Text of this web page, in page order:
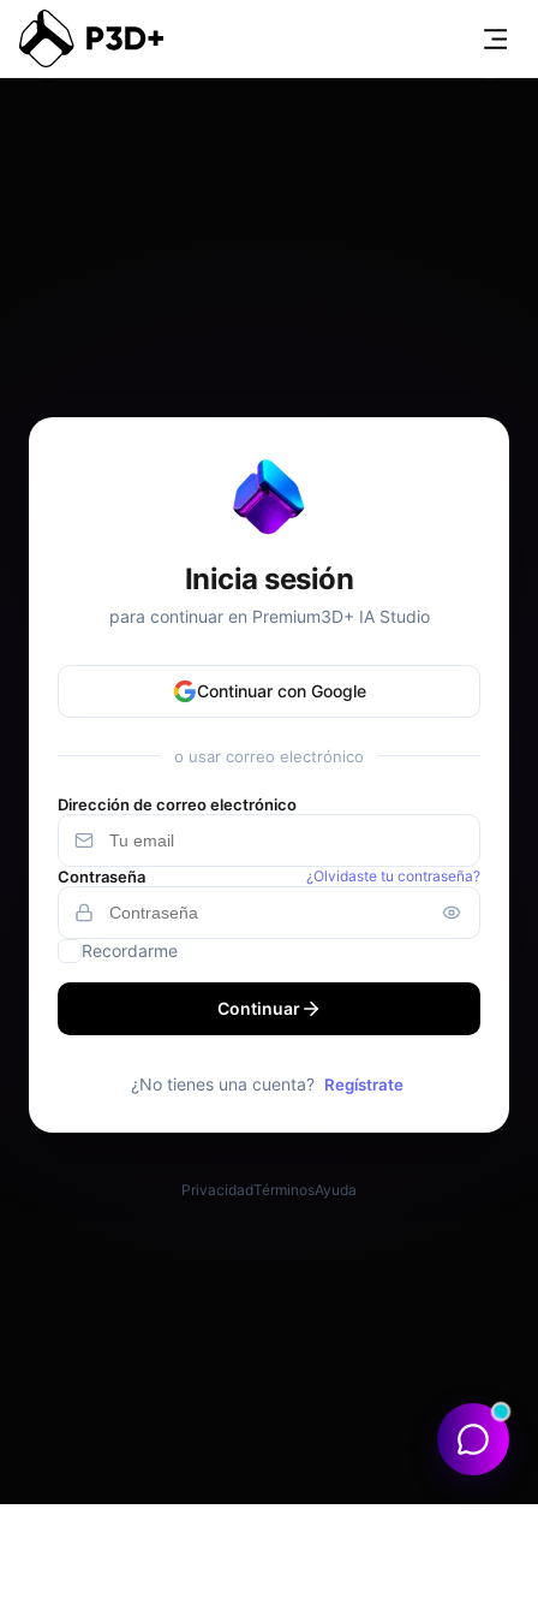
Inicia sesión
para continuar en Premium3D+ IA Studio
Continuar con Google
o usar correo electrónico
Dirección de correo electrónico
Contraseña ¿Olvidaste tu contraseña?
Recordarme
Continuar
¿No tienes una cuenta? Regístrate
PrivacidadTérminosAyuda